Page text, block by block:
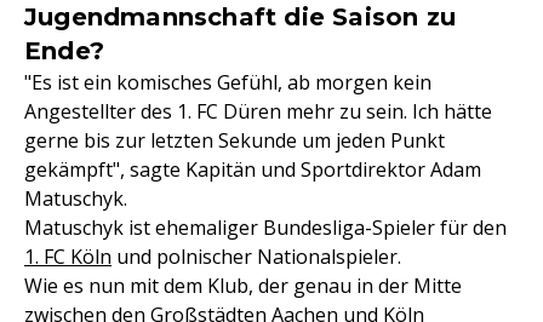
Jugendmannschaft die Saison zu
Ende?
"Es ist ein komisches Gefühl, ab morgen kein
Angestellter des 1. FC Düren mehr zu sein. Ich hätte
gerne bis zur letzten Sekunde um jeden Punkt
gekämpft", sagte Kapitän und Sportdirektor Adam
Matuschyk.
Matuschyk ist ehemaliger Bundesliga-Spieler für den
1. FC Köln und polnischer Nationalspieler.
Wie es nun mit dem Klub, der genau in der Mitte
zwischen den Großstädten Aachen und Köln